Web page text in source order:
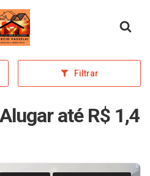
inicial
Filtrar
até R$ 1,4